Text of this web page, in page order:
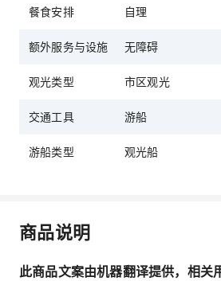
餐食安排 自理
额外服务与设施 无障碍
观光类型 市区观光
交通工具 游船
游船类型 观光船
商品说明
此商品文案由机器翻译提供，相关